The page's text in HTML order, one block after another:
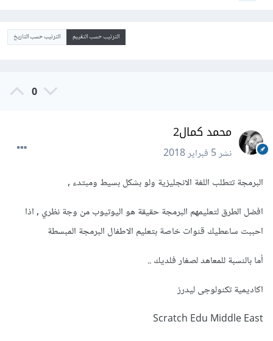
الترتيب حسب التقييم الترتيب حسب التاريخ
0
محمد كمال2
نشر5 فبراير 2018
البرمجة تتطلب اللغة الانجليزية ولو بشكل بسيط ومبتدء ,
افضل الطرق لتعليمهم البرمجة حقيقة هو اليوتيوب من وجة نظري , اذا
احببت ساعطيك قنوات خاصة بتعليم الاطفال البرمجة المبسطة
أما بالنسبة للمعاهد لصغار فلديك ..
اكاديمية تكنولوجى ليدرز
Scratch Edu Middle East